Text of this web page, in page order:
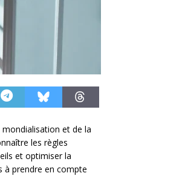
et de la
les règles
et optimiser la
à prendre en compte